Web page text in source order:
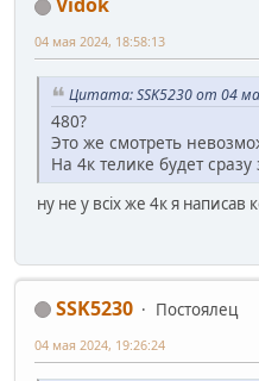
04 мая 2024, 18:58:13
Цитата: SSK5230 от 04
480?
Это же смотреть
На 4к телике будет сразу
ну не у всіх же 4к я написав
SSK5230
Постоялец
04 мая 2024, 19:26:24